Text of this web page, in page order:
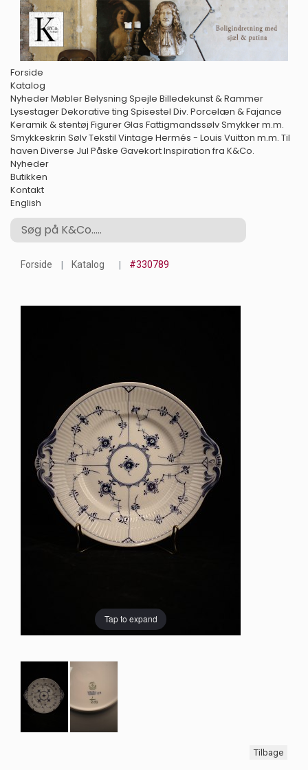
Forside
Katalog
NyhederMøblerBelysning Spejle Billedekunst & Rammer
LysestagerDekorative ting Spisestel Div. Porcelæn & Fajance
Keramik & stentøj FigurerGlas FattigmandssølvSmykker m.m.
Smykkeskrin SølvTekstil Vintage Hermés - Louis Vuitton m.m. Til
haven Diverse Jul Påske GavekortInspiration fra K&Co.
Nyheder
Butikken
Kontakt
English
Forside Katalog #330789
Tap to expand
Tilbage